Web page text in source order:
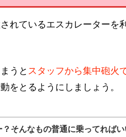
れているエスカレーターを
うと スタッフから集中砲火
をとるようにしましょう。
？そんなもの普通に乗ってれば